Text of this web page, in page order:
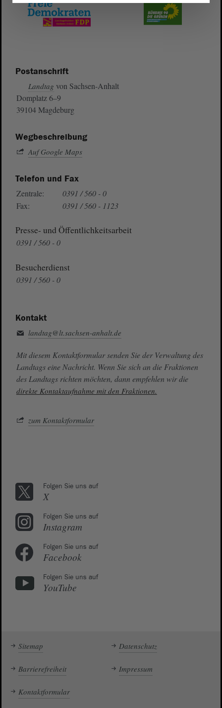
Postanschrift
Landtag von Sachsen-Anhalt
Domplatz 6–9
39104 Magdeburg
Wegbeschreibung
Auf Google Maps
Telefon und Fax
Zentrale:
0391 / 560 - 0
Fax:
0391 / 560 - 1123
Presse- und Öffentlichkeitsarbeit
0391 / 560 - 0
Besucherdienst
0391 / 560 - 0
Kontakt
landtag@lt.sachsen-anhalt.de
Mit diesem Kontaktformular senden Sie der Verwaltung des
Landtags eine Nachricht. Wenn Sie sich an die Fraktionen
des Landtags richten möchten, dann empfehlen wir die
direkte Kontaktaufnahme mit den Fraktionen.
zum Kontaktformular
Folgen Sie uns auf
X
Folgen Sie uns auf
Instagram
Folgen Sie uns auf
Facebook
Folgen Sie uns auf
YouTube
Sitemap Datenschutz
Barrierefreiheit Impressum
Kontaktformular